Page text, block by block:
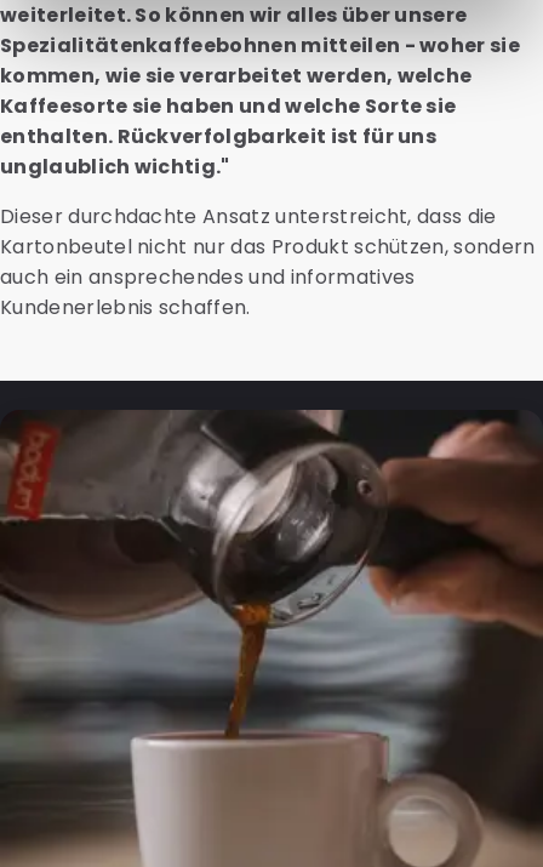
weiterleitet. So können wir alles über unsere
Spezialitätenkaffeebohnen mitteilen - woher sie
kommen, wie sie verarbeitet werden, welche
Kaffeesorte sie haben und welche Sorte sie
enthalten. Rückverfolgbarkeit ist für uns
unglaublich wichtig."
Dieser durchdachte Ansatz unterstreicht, dass die
Kartonbeutel nicht nur das Produkt schützen, sondern
auch ein ansprechendes und informatives
Kundenerlebnis schaffen.